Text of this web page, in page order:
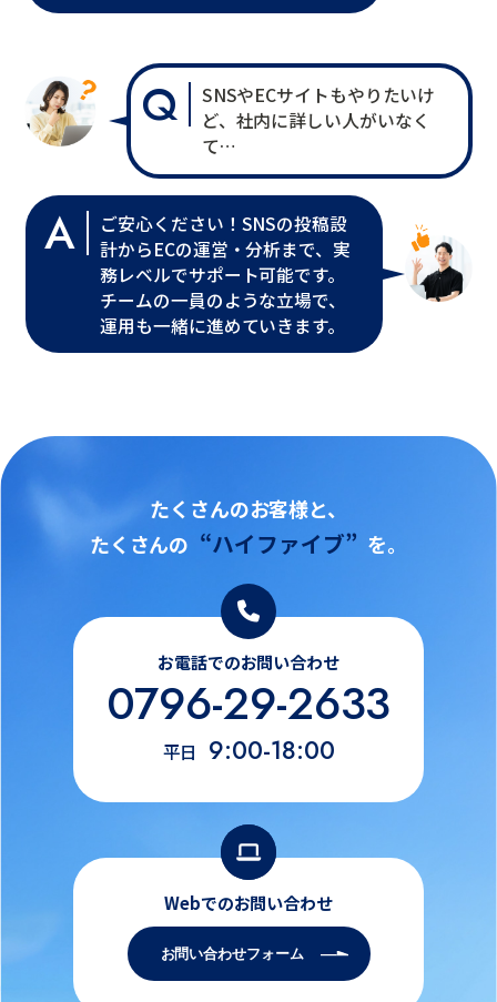
Q
SNSやECサイトもやりたいけ
ど、社内に詳しい人がいなく
て…
A
ご安心ください！SNSの投稿設
計からECの運営・分析まで、実
務レベルでサポート可能です。
チームの一員のような立場で、
運用も一緒に進めていきます。
たくさんのお客様と、
たくさんの “ハイファイブ” を。
お電話でのお問い合わせ
0796-29-2633
平日 9:00-18:00
Webでのお問い合わせ
お問い合わせフォーム